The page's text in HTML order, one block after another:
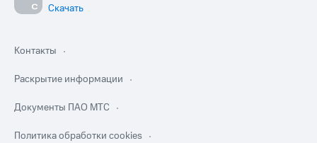
Скачать
Контакты
Раскрытие информации
Документы ПАО МТС
Политика обработки cookies